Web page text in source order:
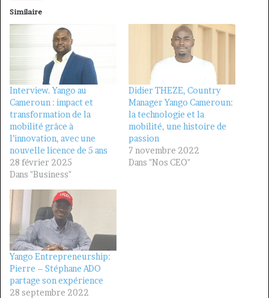
Similaire
Interview. Yango au
Cameroun : impact et
transformation de la
mobilité grâce à
l’innovation, avec une
nouvelle licence de 5 ans
28 février 2025
Dans "Business"
Didier THEZE, Country
Manager Yango Cameroun:
la technologie et la
mobilité, une histoire de
passion
7 novembre 2022
Dans "Nos CEO"
Yango Entrepreneurship:
Pierre – Stéphane ADO
partage son expérience
28 septembre 2022